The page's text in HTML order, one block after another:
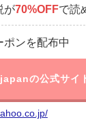
が70%OFFで読
ポンを配布中
の公式サイ